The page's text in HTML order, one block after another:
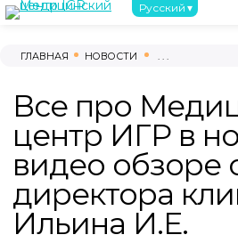
Русский
(096)
(095)
(093)
г. Киев,
8:00
ГЛАВНАЯ НОВОСТИ . . .
Все про
центр ИГР в
видео обзоре
директора
Ильина И.Е.